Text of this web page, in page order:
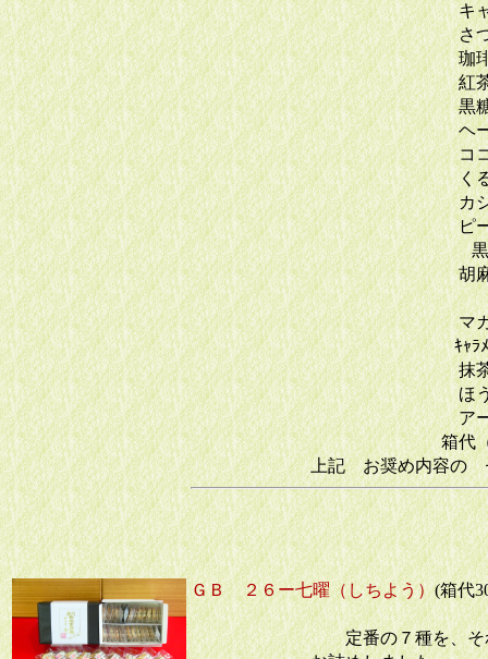
キャラ
さつま
珈
紅
黒
ヘーゼ
ココナ
くる
カシュ
ピーカ
黒糖ピ
胡
マカダ
ｷｬﾗﾒﾙ&
抹
ほう
アール
箱代（手提の
上記 お奨め内容
ＧＢ ２６ー七曜（しちよう）(箱代
定番の７種を、